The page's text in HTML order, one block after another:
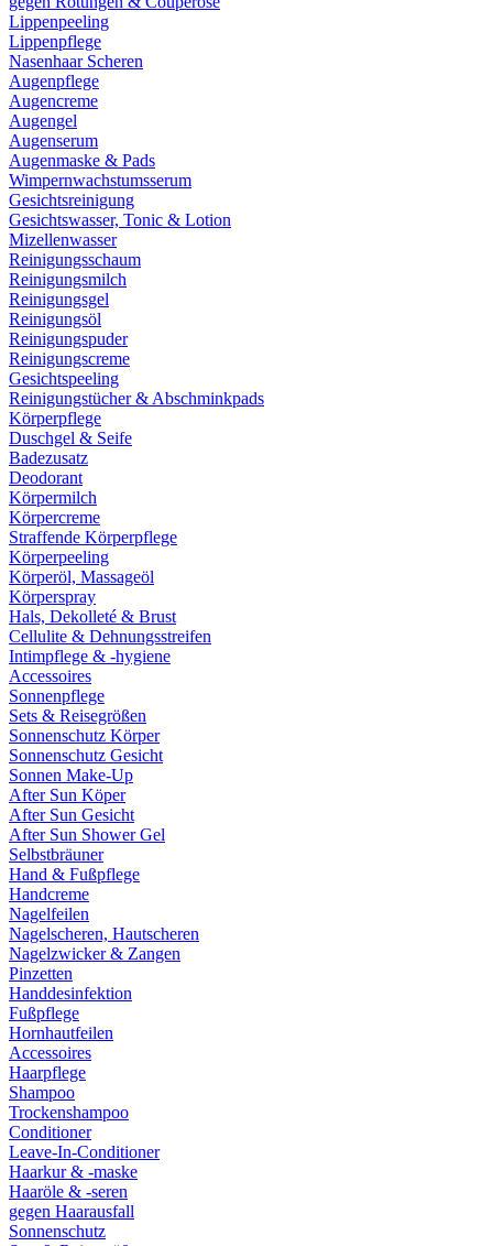
Lippenpeeling
Lippenpflege
Nasenhaar Scheren
Augenpflege
Augencreme
Augengel
Augenserum
Augenmaske & Pads
Wimpernwachstumsserum
Gesichtsreinigung
Gesichtswasser, Tonic & Lotion
Mizellenwasser
Reinigungsschaum
Reinigungsmilch
Reinigungsgel
Reinigungsöl
Reinigungspuder
Reinigungscreme
Gesichtspeeling
Reinigungstücher & Abschminkpads
Körperpflege
Duschgel & Seife
Badezusatz
Deodorant
Körpermilch
Körpercreme
Straffende Körperpflege
Körperpeeling
Körperöl, Massageöl
Körperspray
Hals, Dekolleté & Brust
Cellulite & Dehnungsstreifen
Intimpflege & -hygiene
Accessoires
Sonnenpflege
Sets & Reisegrößen
Sonnenschutz Körper
Sonnenschutz Gesicht
Sonnen Make-Up
After Sun Köper
After Sun Gesicht
After Sun Shower Gel
Selbstbräuner
Hand & Fußpflege
Handcreme
Nagelfeilen
Nagelscheren, Hautscheren
Nagelzwicker & Zangen
Pinzetten
Handdesinfektion
Fußpflege
Hornhautfeilen
Accessoires
Haarpflege
Shampoo
Trockenshampoo
Conditioner
Leave-In-Conditioner
Haarkur & -maske
Haaröle & -seren
gegen Haarausfall
Sonnenschutz